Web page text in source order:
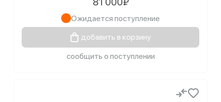
Ожидается поступление
добавить в корзину
сообщить о поступлении